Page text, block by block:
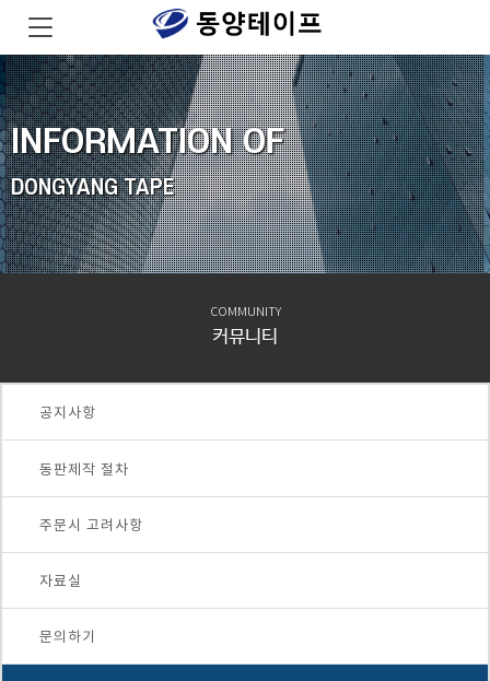
INFORMATION OF
DONGYANG TAPE
COMMUNITY
커뮤니티
공지사항
동판제작 절차
주문시 고려사항
자료실
문의하기